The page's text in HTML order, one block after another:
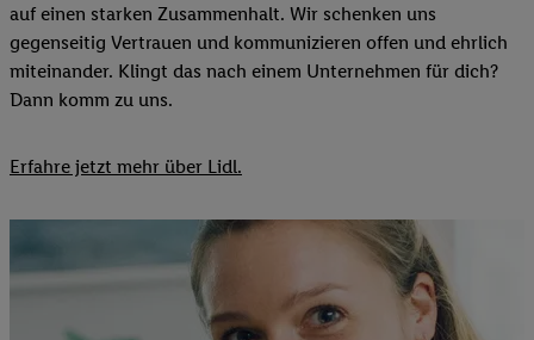
auf einen starken Zusammenhalt. Wir schenken uns
gegenseitig Vertrauen und kommunizieren offen und ehrlich
miteinander. Klingt das nach einem Unternehmen für dich?
Dann komm zu uns.​
Erfahre jetzt mehr über Lidl.